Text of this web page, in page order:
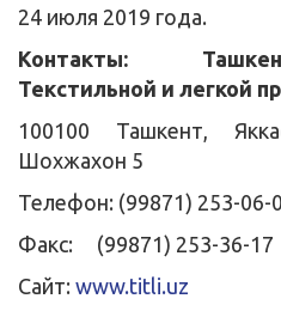
24 июля 2019 года.
Контакты:
Текстильной и легкой
100100 Ташкент,
Шохжахон 5
Телефон: (99871) 253-06-
Факс: (99871) 253-36-17
Сайт: www.titli.uz